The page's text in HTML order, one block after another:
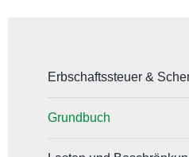
Erbschaftssteuer &
Grundbuch